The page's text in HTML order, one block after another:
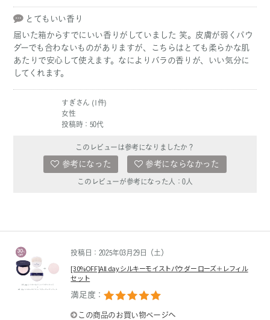
とてもいい香り
届いた箱からすでにいい香りがしていました 笑。皮膚が弱くパウ
ダーでも合わないものがありますが、こちらはとても柔らかな肌
あたりで安心して使えます。なによりバラの香りが、いい気分に
してくれます。
すぎさん (1件)
女性
投稿時：50代
このレビューは参考になりましたか？
参考になった 参考にならなかった
このレビューが参考になった人：0 人
投稿日：2025年03月29日（土）
[30%OFF]All day シルキーモイストパウダー ローズ＋レフィル
セット
満足度：
この商品のお買い物ページへ